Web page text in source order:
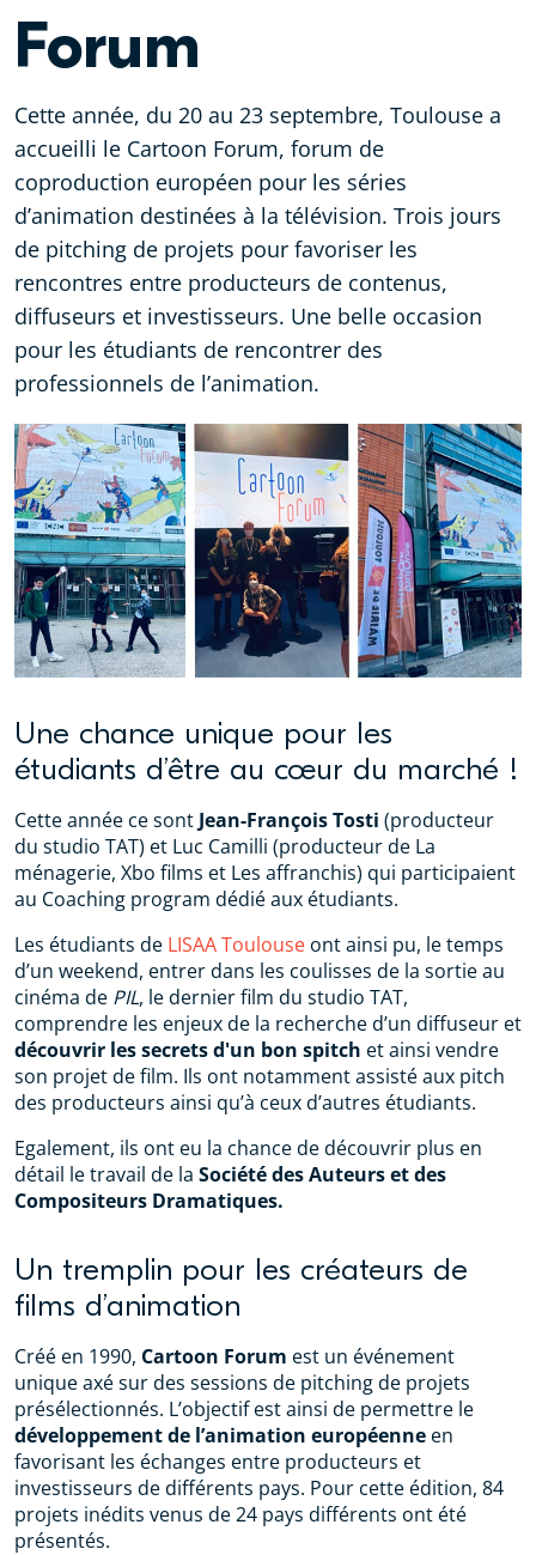
Forum
Cette année, du 20 au 23 septembre, Toulouse a
accueilli le Cartoon Forum, forum de
coproduction européen pour les séries
d’animation destinées à la télévision. Trois jours
de pitching de projets pour favoriser les
rencontres entre producteurs de contenus,
diffuseurs et investisseurs. Une belle occasion
pour les étudiants de rencontrer des
professionnels de l’animation.
Une chance unique pour les
étudiants d’être au cœur du marché !
Cette année ce sont Jean-François Tosti (producteur
du studio TAT) et Luc Camilli (producteur de La
ménagerie, Xbo films et Les affranchis) qui participaient
au Coaching program dédié aux étudiants.
Les étudiants de LISAA Toulouse ont ainsi pu, le temps
d’un weekend, entrer dans les coulisses de la sortie au
cinéma de PIL, le dernier film du studio TAT,
comprendre les enjeux de la recherche d’un diffuseur et
découvrir les secrets d'un bon spitch et ainsi vendre
son projet de film. Ils ont notamment assisté aux pitch
des producteurs ainsi qu’à ceux d’autres étudiants.
Egalement, ils ont eu la chance de découvrir plus en
détail le travail de la Société des Auteurs et des
Compositeurs Dramatiques.
Un tremplin pour les créateurs de
films d’animation
Créé en 1990, Cartoon Forum est un événement
unique axé sur des sessions de pitching de projets
présélectionnés. L’objectif est ainsi de permettre le
développement de l’animation européenne en
favorisant les échanges entre producteurs et
investisseurs de différents pays. Pour cette édition, 84
projets inédits venus de 24 pays différents ont été
présentés.